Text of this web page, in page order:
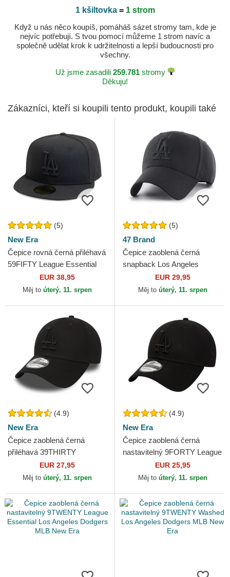
1 kšiltovka= 1 strom
Když u nás něco koupíš, pomáháš sázet stromy tam, kde je
nejvíc potřebují. S tvou pomocí můžeme 1 strom navíc a
společně udělat krok k udržitelnosti a lepší budoucnosti pro
všechny.
Už jsme zasadili 259.781stromy
Děkuju!
Zákazníci, kteří si koupili tento produkt, koupili také
(5)
New Era
Čepice rovná černá přiléhavá
59FIFTY League Essential
Los Angeles Dodgers MLB
New Era
EUR 38,95
Měj to úterý, 11. srpen
(5)
47 Brand
Čepice zaoblená černá
snapback Los Angeles
Dodgers MLB 47 Brand
EUR 29,95
Měj to úterý, 11. srpen
(4.9)
New Era
Čepice zaoblená černá
přiléhavá 39THIRTY
Essential Los Angeles
Dodgers MLB New Era
EUR 27,95
Měj to úterý, 11. srpen
(4.9)
New Era
Čepice zaoblená černá
nastavitelný 9FORTY League
Essential Los Angeles
Dodgers MLB New Era
EUR 25,95
Měj to úterý, 11. srpen